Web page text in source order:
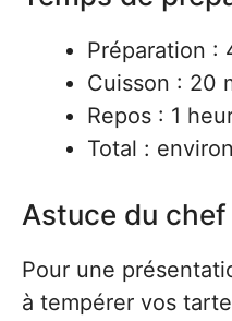
Préparation :
Cuisson : 20
Repos : 1
Total :
Astuce du chef
Pour une
à tempérer vos